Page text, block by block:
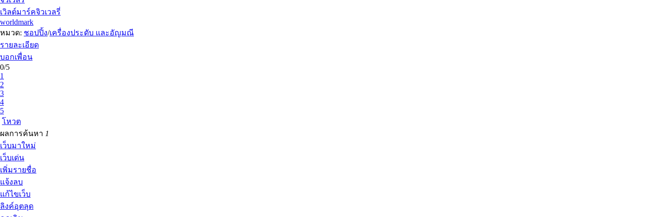
เวิลด์มาร์คจิวเวลรี่
worldmark
หมวด: ชอปปิ้ง/เครื่องประดับ และอัญมณี
รายละเอียด
บอกเพื่อน
0/5
1
2
3
4
5
โหวต
ผลการค้นหา 1
เว็บมาใหม่
เว็บเด่น
เพิ่มรายชื่อ
แจ้งลบ
แก้ไขเว็บ
ลิงค์อุตลุด